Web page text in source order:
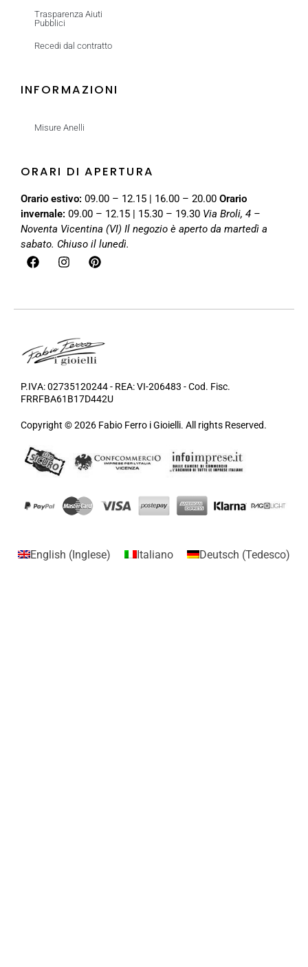
Trasparenza Aiuti
Pubblici
Recedi dal contratto
INFORMAZIONI
Misure Anelli
ORARI DI APERTURA
Orario estivo: 09.00 – 12.15 | 16.00 – 20.00 Orario
invernale: 09.00 – 12.15 | 15.30 – 19.30 Via Broli, 4 –
Noventa Vicentina (VI) Il negozio è aperto da martedì a
sabato. Chiuso il lunedì.
P.IVA: 02735120244 - REA: VI-206483 - Cod. Fisc.
FRRFBA61B17D442U
Copyright © 2026 Fabio Ferro i Gioielli. All rights Reserved.
English (Inglese) Italiano Deutsch (Tedesco)